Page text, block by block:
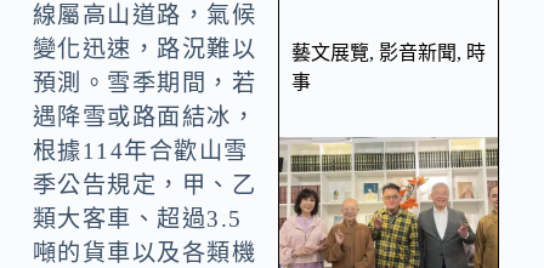
線屬高山道路，氣候
變化迅速，路況難以
預測。雪季期間，若
遇降雪或路面結冰，
根據114年合歡山雪
季公告規定，甲、乙
類大客車、超過3.5
噸的貨車以及各類機
藝文展覽, 影音新聞, 時
事